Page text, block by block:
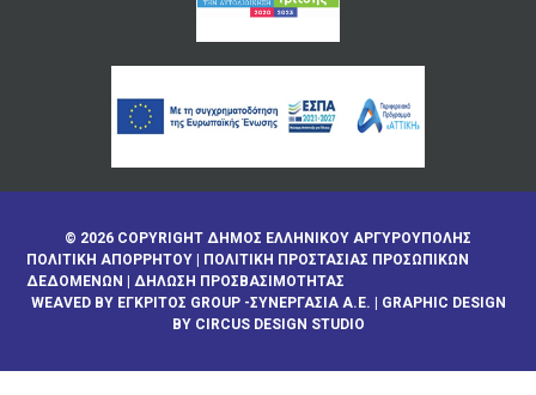
© 2026 COPYRIGHT ΔΗΜΟΣ ΕΛΛΗΝΙΚΟΥ ΑΡΓΥΡΟΥΠΟΛΗΣ
ΠΟΛΙΤΙΚΉ ΑΠΟΡΡΉΤΟΥ
ΠΟΛΙΤΙΚΉ ΠΡΟΣΤΑΣΊΑΣ ΠΡΟΣΩΠΙΚΏΝ
ΔΕΔΟΜΈΝΩΝ
|ΔΉΛΩΣΗ ΠΡΟΣΒΑΣΙΜΌΤΗΤΑΣ
WEAVED BY ΕΓΚΡΙΤΟΣ GROUP -ΣΥΝΕΡΓΑΣΙΑ Α.Ε. | GRAPHIC DESIGN
BY CIRCUS DESIGN STUDIO